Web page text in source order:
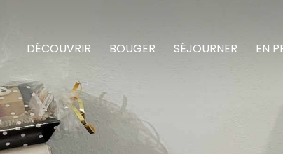
DÉCOUVRIR BOUGER SÉJOURNER EN